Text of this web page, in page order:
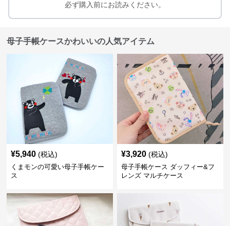
必ず購入前にお読みください。
母子手帳ケースかわいいの人気アイテム
¥5,940 (税込)
くまモンの可愛い母子手帳ケー
ス
¥3,920 (税込)
母子手帳ケース ダッフィー&フ
レンズ マルチケース